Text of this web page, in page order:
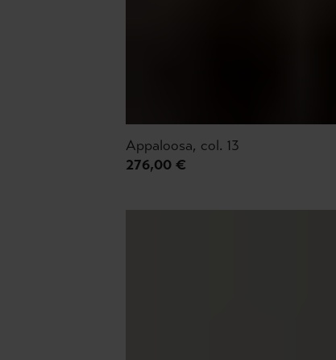
Appaloosa, col. 13
276,00 €